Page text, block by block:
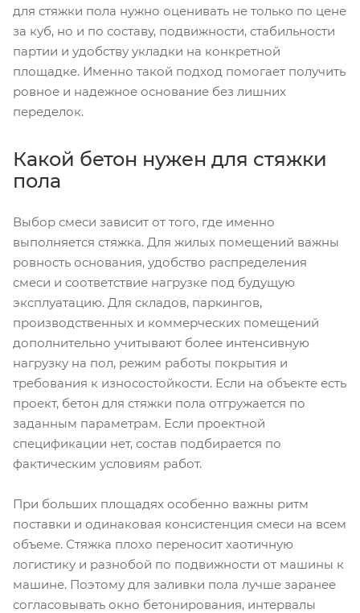
для стяжки пола нужно оценивать не только по цене
за куб, но и по составу, подвижности, стабильности
партии и удобству укладки на конкретной
площадке. Именно такой подход помогает получить
ровное и надежное основание без лишних
переделок.
Какой бетон нужен для стяжки
пола
Выбор смеси зависит от того, где именно
выполняется стяжка. Для жилых помещений важны
ровность основания, удобство распределения
смеси и соответствие нагрузке под будущую
эксплуатацию. Для складов, паркингов,
производственных и коммерческих помещений
дополнительно учитывают более интенсивную
нагрузку на пол, режим работы покрытия и
требования к износостойкости. Если на объекте есть
проект, бетон для стяжки пола отгружается по
заданным параметрам. Если проектной
спецификации нет, состав подбирается по
фактическим условиям работ.
При больших площадях особенно важны ритм
поставки и одинаковая консистенция смеси на всем
объеме. Стяжка плохо переносит хаотичную
логистику и разнобой по подвижности от машины к
машине. Поэтому для заливки пола лучше заранее
согласовывать окно бетонирования, интервалы